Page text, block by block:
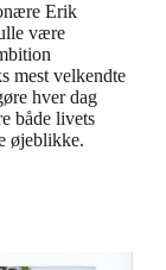
Erik
være
mest velkendte
hver dag
både livets
øjeblikke.